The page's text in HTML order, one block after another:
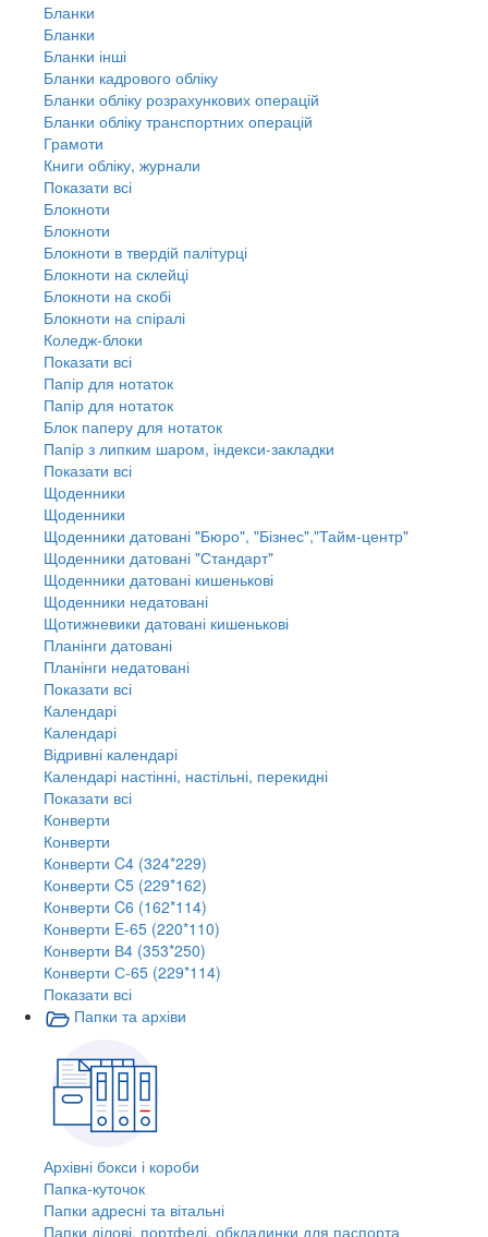
Бланки
Бланки
Бланки інші
Бланки кадрового обліку
Бланки обліку розрахункових операцій
Бланки обліку транспортних операцій
Грамоти
Книги обліку, журнали
Показати всі
Блокноти
Блокноти
Блокноти в твердій палітурці
Блокноти на склейці
Блокноти на скобі
Блокноти на спіралі
Коледж-блоки
Показати всі
Папір для нотаток
Папір для нотаток
Блок паперу для нотаток
Папір з липким шаром, індекси-закладки
Показати всі
Щоденники
Щоденники
Щоденники датовані "Бюро", "Бізнес","Тайм-центр"
Щоденники датовані "Стандарт"
Щоденники датовані кишенькові
Щоденники недатовані
Щотижневики датовані кишенькові
Планінги датовані
Планінги недатовані
Показати всі
Календарі
Календарі
Відривні календарі
Календарі настінні, настільні, перекидні
Показати всі
Конверти
Конверти
Конверти C4 (324*229)
Конверти C5 (229*162)
Конверти C6 (162*114)
Конверти E-65 (220*110)
Конверти В4 (353*250)
Конверти С-65 (229*114)
Показати всі
Папки та архіви
Архівні бокси і короби
Папка-куточок
Папки адресні та вітальні
Папки ділові, портфелі, обкладинки для паспорта